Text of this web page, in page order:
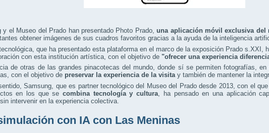
y el Museo del Prado han presentado Photo Prado, una aplicación móvil exclusiva del
obtener imágenes de sus cuadros favoritos gracias a la ayuda de la inteligencia
tecnológica, que ha presentado esta plataforma en el marco de la exposición Prado s.XXI,
con esta institución artística, con el objetivo de "ofrecer una experiencia
de otras de las grandes pinacotecas del mundo, donde sí se permiten fotografías,
con el objetivo de preservar la experiencia de la visita y también de mantener la
Samsung, que es partner tecnológico del Museo del Prado desde 2013, con el
en los que se combina tecnología y cultura , ha pensado en una aplicación
intervenir en la experiencia colectiva.
con IA con Las Meninas